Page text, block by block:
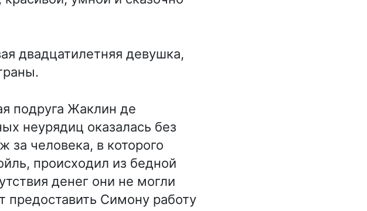
двадцатилетняя девушка,
подруга Жаклин де
неурядиц оказалась без
за человека, в которого
происходил из бедной
денег они не могли
Симону работу